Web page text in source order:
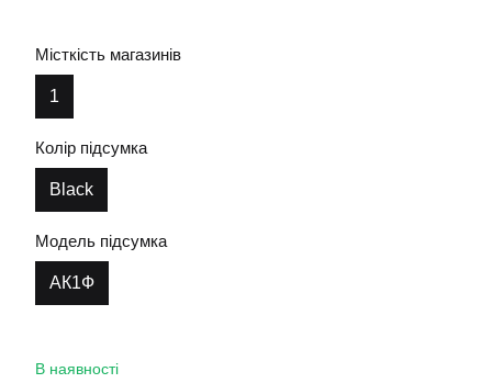
Місткість магазинів
1
Колір підсумка
Black
Модель підсумка
АК1Ф
В наявності